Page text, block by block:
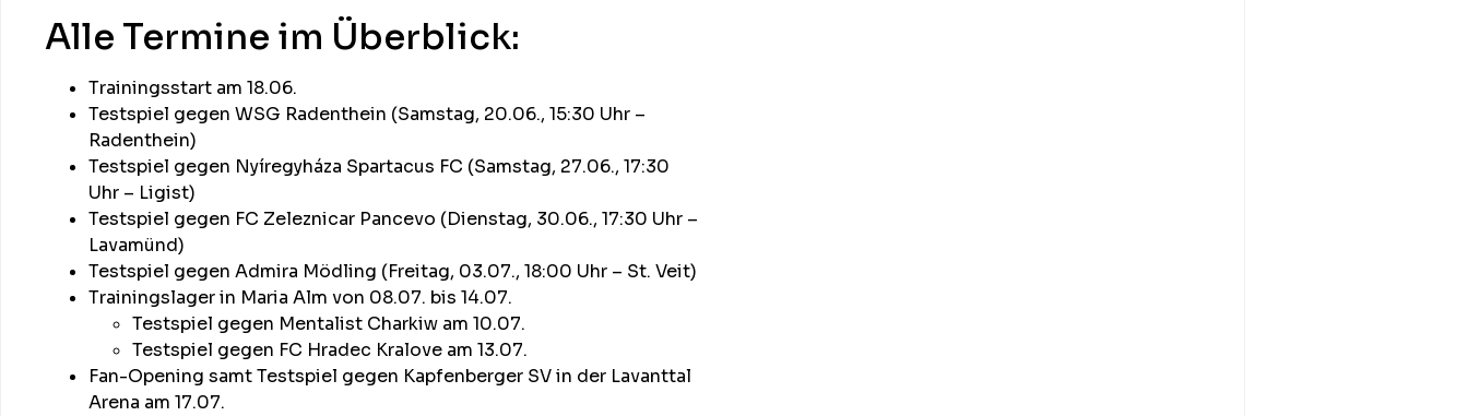
Alle Termine im Überblick:
Trainingsstart am 18.06.
Testspiel gegen WSG Radenthein (Samstag, 20.06., 15:30 Uhr –
Radenthein)
Testspiel gegen Nyíregyháza Spartacus FC (Samstag, 27.06., 17:30
Uhr – Ligist)
Testspiel gegen FC Zeleznicar Pancevo (Dienstag, 30.06., 17:30 Uhr –
Lavamünd)
Testspiel gegen Admira Mödling (Freitag, 03.07., 18:00 Uhr – St. Veit)
Trainingslager in Maria Alm von 08.07. bis 14.07.
Testspiel gegen Mentalist Charkiw am 10.07.
Testspiel gegen FC Hradec Kralove am 13.07.
Fan-Opening samt Testspiel gegen Kapfenberger SV in der Lavanttal
Arena am 17.07.